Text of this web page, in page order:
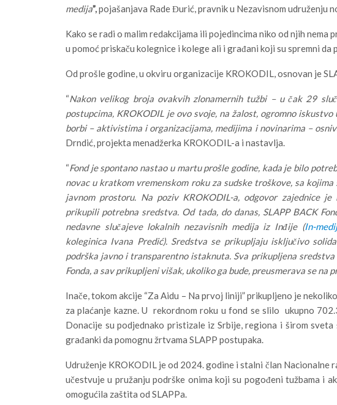
medija”,pojašanjava Rade Đurić, pravnik u Nezavisnom udruženju
Kako se radi o malim redakcijama ili pojedincima niko od njih
u pomoć priskaču kolegnice i kolege ali i građani koji su spremni da
Od prošle godine, u okviru organizacije KROKODIL, osnovan je
“Nakon velikog broja ovakvih zlonamernih tužbi – u čak 29
postupcima, KROKODIL je ovo svoje, na žalost, ogromno
borbi – aktivistima i organizacijama, medijima i novinarima –
Drndić, projekta menadžerka KROKODIL-a i nastavlja.
“Fond je spontano nastao u martu prošle godine, kada je bilo
novac u kratkom vremenskom roku za sudske troškove, sa
javnom prostoru. Na poziv KROKODIL-a, odgovor zajednice
prikupili potrebna sredstva. Od tada, do danas, SLAPP BACK
nedavne slučajeve lokalnih nezavisnih medija iz Inđije (In-
koleginica Ivana Predić). Sredstva se prikupljaju isključivo
podrška javno i transparentno istaknuta. Sva prikupljena
Fonda, a sav prikupljeni višak, ukoliko ga bude, preusmerava se na
Inače, tokom akcije “Za Aidu – Na prvoj liniji” prikupljeno je
za plaćanje kazne. U rekordnom roku u fond se slilo ukupno
Donacije su podjednako pristizale iz Srbije, regiona i širom
građanki da pomognu žrtvama SLAPP postupaka.
Udruženje KROKODIL je od 2024. godine i stalni član Nacionalne
učestvuje u pružanju podrške onima koji su pogođeni tužbama i
omogućila zaštita od SLAPPa.